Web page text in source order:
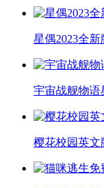
星偶2023全
宇宙战舰物语
樱花校园英文